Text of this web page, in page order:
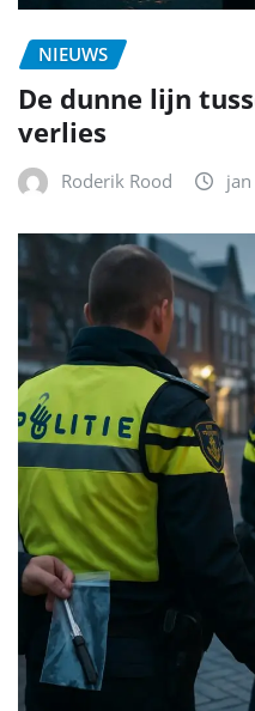
NIEUWS
De dunne lijn
verlies
Roderik Rood